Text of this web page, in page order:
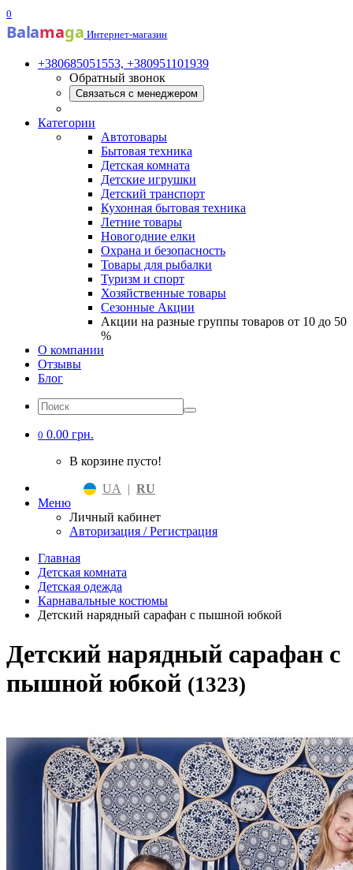
0
Balamaga Интернет-магазин
+380685051553, +380951101939
Обратный звонок
Связаться с менеджером
Категории
Автотовары
Бытовая техника
Детская комната
Детские игрушки
Детский транспорт
Кухонная бытовая техника
Летние товары
Новогодние елки
Охрана и безопасность
Товары для рыбалки
Туризм и спорт
Хозяйственные товары
Сезонные Акции
Акции на разные группы товаров от 10 до 50
%
О компании
Отзывы
Блог
0 0.00 грн.
В корзине пусто!
UA | RU
Меню
Личный кабинет
Авторизация / Регистрация
Главная
Детская комната
Детская одежда
Карнавальные костюмы
Детский нарядный сарафан с пышной юбкой
Детский нарядный сарафан с
пышной юбкой (1323)